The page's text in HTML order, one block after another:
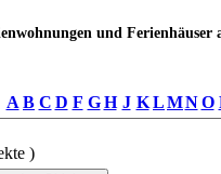
und Ferienhäuser
A B C D F G H J K LMN O
)